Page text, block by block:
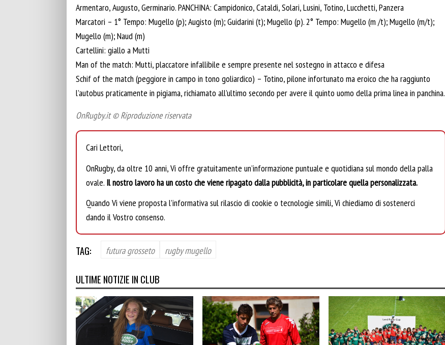
Armentaro, Augusto, Germinario. PANCHINA: Campidonico, Cataldi, Solari, Lusini, Totino, Lucchetti, Panzera
Marcatori – 1° Tempo: Mugello (p); Augisto (m); Guidarini (t); Mugello (p). 2° Tempo: Mugello (m /t); Mugello (m/t);
Mugello (m); Naud (m)
Cartellini: giallo a Mutti
Man of the match: Mutti, placcatore infallibile e sempre presente nel sostegno in attacco e difesa
Schif of the match (peggiore in campo in tono goliardico) – Totino, pilone infortunato ma eroico che ha raggiunto
l’autobus praticamente in pigiama, richiamato all’ultimo secondo per avere il quinto uomo della prima linea in panchina.
OnRugby.it © Riproduzione riservata
Cari Lettori,
OnRugby, da oltre 10 anni, Vi offre gratuitamente un’informazione puntuale e quotidiana sul mondo della palla
ovale. Il nostro lavoro ha un costo che viene ripagato dalla pubblicità, in particolare quella personalizzata.
Quando Vi viene proposta l’informativa sul rilascio di cookie o tecnologie simili, Vi chiediamo di sostenerci
dando il Vostro consenso.
TAG: futura grosseto rugby mugello
ULTIME NOTIZIE IN CLUB